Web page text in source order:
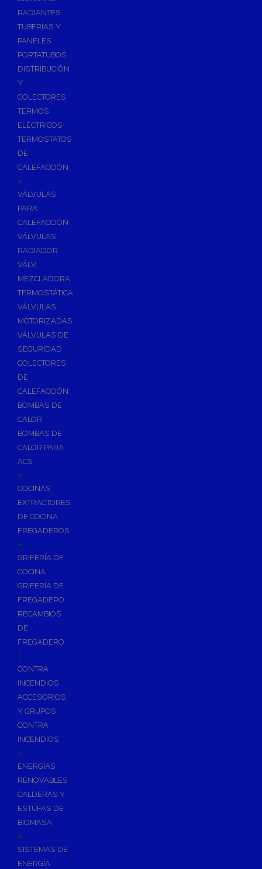
Ósmosis con Depósito
Recambios de Ósmosis
Grifería de Ósmosis
Regulación y Dosificación de Agua
RADIANTES
TUBERÍAS Y
PANELES
PORTATUBOS
DISTRIBUCIÓN
Y
COLECTORES
TERMOS
ELÉCTRICOS
TERMOSTATOS
DE
CALEFACCIÓN
+
VÁLVULAS
PARA
CALEFACCIÓN
VÁLVULAS
RADIADOR
VÁLV.
MEZCLADORA
TERMOSTÁTICA
VÁLVULAS
MOTORIZADAS
VÁLVULAS DE
SEGURIDAD
COLECTORES
DE
CALEFACCIÓN
BOMBAS DE
CALOR
BOMBAS DE
CALOR PARA
ACS
+
COCINAS
EXTRACTORES
DE COCINA
FREGADEROS
+
GRIFERÍA DE
COCINA
GRIFERÍA DE
FREGADERO
RECAMBIOS
DE
FREGADERO
+
CONTRA
INCENDIOS
ACCESORIOS
Y GRUPOS
CONTRA
INCENDIOS
+
ENERGÍAS
RENOVABLES
CALDERAS Y
ESTUFAS DE
BIOMASA
+
SISTEMAS DE
ENERGÍA